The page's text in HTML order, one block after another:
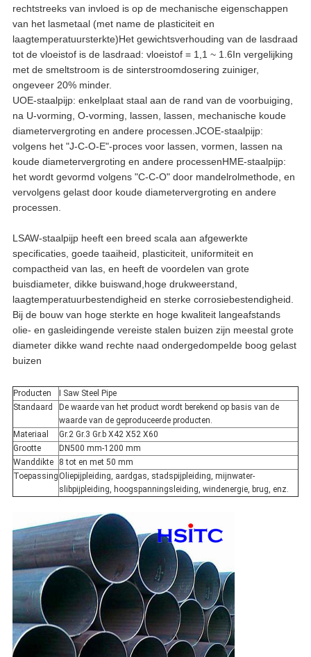
rechtstreeks van invloed is op de mechanische eigenschappen
van het lasmetaal (met name de plasticiteit en
laagtemperatuursterkte)Het gewichtsverhouding van de lasdraad
tot de vloeistof is de lasdraad: vloeistof = 1,1 ~ 1.6In vergelijking
met de smeltstroom is de sinterstroomdosering zuiniger,
ongeveer 20% minder.
UOE-staalpijp: enkelplaat staal aan de rand van de voorbuiging,
na U-vorming, O-vorming, lassen, lassen, mechanische koude
diametervergroting en andere processen.JCOE-staalpijp:
volgens het "J-C-O-E"-proces voor lassen, vormen, lassen na
koude diametervergroting en andere processenHME-staalpijp:
het wordt gevormd volgens "C-C-O" door mandelrolmethode, en
vervolgens gelast door koude diametervergroting en andere
processen.
LSAW-staalpijp heeft een breed scala aan afgewerkte
specificaties, goede taaiheid, plasticiteit, uniformiteit en
compactheid van las, en heeft de voordelen van grote
buisdiameter, dikke buiswand,hoge drukweerstand,
laagtemperatuurbestendigheid en sterke corrosiebestendigheid.
Bij de bouw van hoge sterkte en hoge kwaliteit langeafstands
olie- en gasleidingende vereiste stalen buizen zijn meestal grote
diameter dikke wand rechte naad ondergedompelde boog gelast
buizen
Producten
I Saw Steel Pipe
Standaard
De waarde van het product wordt berekend op basis van de
waarde van de geproduceerde producten.
Materiaal
Gr.2 Gr.3 Gr.b X42 X52 X60
Grootte
DN500 mm-1200 mm
Wanddikte
8 tot en met 50 mm
ToepassingOliepijpleiding, aardgas, stadspijpleiding, mijnwater-
slibpijpleiding, hoogspanningsleiding, windenergie, brug, enz.